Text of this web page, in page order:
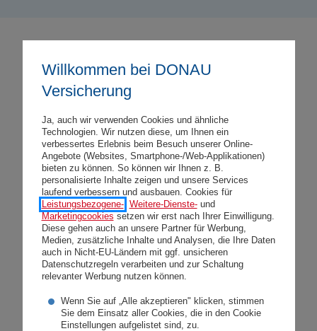
Willkommen bei DONAU
Versicherung
Ja, auch wir verwenden Cookies und ähnliche
Technologien. Wir nutzen diese, um Ihnen ein
verbessertes Erlebnis beim Besuch unserer Online-
Angebote (Websites, Smartphone-/Web-Applikationen)
bieten zu können. So können wir Ihnen z. B.
personalisierte Inhalte zeigen und unsere Services
laufend verbessern und ausbauen. Cookies für
Leistungsbezogene-, Weitere-Dienste-und
Marketingcookies setzen wir erst nach Ihrer Einwilligung.
Diese gehen auch an unsere Partner für Werbung,
Medien, zusätzliche Inhalte und Analysen, die Ihre Daten
auch in Nicht-EU-Ländern mit ggf. unsicheren
Datenschutzregeln verarbeiten und zur Schaltung
relevanter Werbung nutzen können.
Wenn Sie auf „Alle akzeptieren" klicken, stimmen
Sie dem Einsatz aller Cookies, die in den Cookie
Einstellungen aufgelistet sind, zu.
Mehr über dieDONAUBrokerline
erfahren Sie auch in unserer
Imagebroschüre.
Schnelle und
unbürokratische Betreuung
unserer
Vertriebspartner:innen!